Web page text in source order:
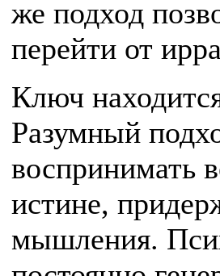
же подход
перейти от
Ключ
Разумный
воспринимать
истине,
мышления.